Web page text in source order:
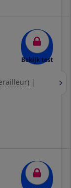
Bekijk test
|